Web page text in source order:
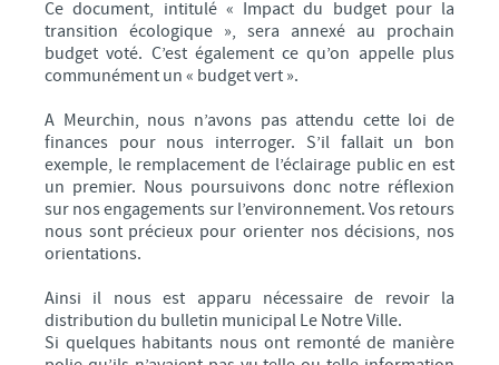
Ce document, intitulé « Impact du budget pour la
transition écologique », sera annexé au prochain
budget voté. C’est également ce qu’on appelle plus
communément un « budget vert ».
A Meurchin, nous n’avons pas attendu cette loi de
finances pour nous interroger. S’il fallait un bon
exemple, le remplacement de l’éclairage public en est
un premier. Nous poursuivons donc notre réflexion
sur nos engagements sur l’environnement. Vos retours
nous sont précieux pour orienter nos décisions, nos
orientations.
Ainsi il nous est apparu nécessaire de revoir la
distribution du bulletin municipal Le Notre Ville.
Si quelques habitants nous ont remonté de manière